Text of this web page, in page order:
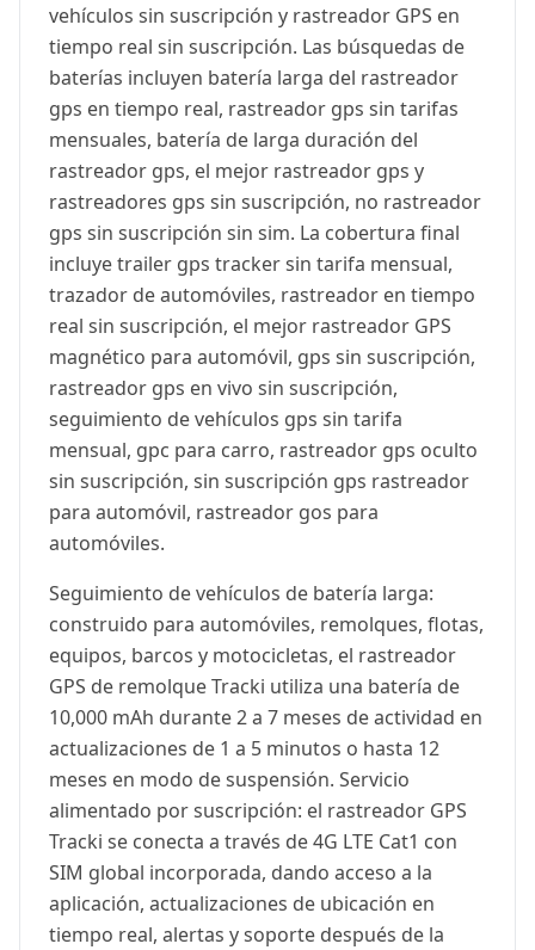
vehículos sin suscripción y rastreador GPS en
tiempo real sin suscripción. Las búsquedas de
baterías incluyen batería larga del rastreador
gps en tiempo real, rastreador gps sin tarifas
mensuales, batería de larga duración del
rastreador gps, el mejor rastreador gps y
rastreadores gps sin suscripción, no rastreador
gps sin suscripción sin sim. La cobertura final
incluye trailer gps tracker sin tarifa mensual,
trazador de automóviles, rastreador en tiempo
real sin suscripción, el mejor rastreador GPS
magnético para automóvil, gps sin suscripción,
rastreador gps en vivo sin suscripción,
seguimiento de vehículos gps sin tarifa
mensual, gpc para carro, rastreador gps oculto
sin suscripción, sin suscripción gps rastreador
para automóvil, rastreador gos para
automóviles.
Seguimiento de vehículos de batería larga:
construido para automóviles, remolques, flotas,
equipos, barcos y motocicletas, el rastreador
GPS de remolque Tracki utiliza una batería de
10,000 mAh durante 2 a 7 meses de actividad en
actualizaciones de 1 a 5 minutos o hasta 12
meses en modo de suspensión. Servicio
alimentado por suscripción: el rastreador GPS
Tracki se conecta a través de 4G LTE Cat1 con
SIM global incorporada, dando acceso a la
aplicación, actualizaciones de ubicación en
tiempo real, alertas y soporte después de la